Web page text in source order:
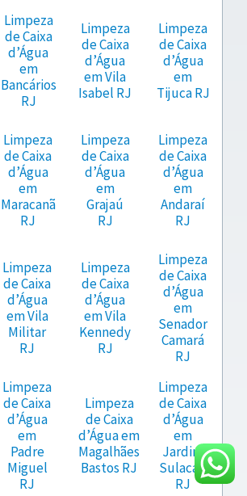
Limpeza
de Caixa
d’Água
em
Bancários
RJ
Limpeza
de Caixa
d’Água
em Vila
Isabel RJ
Limpeza
de Caixa
d’Água
em
Tijuca RJ
Limpeza
de Caixa
d’Água
em
Maracanã
RJ
Limpeza
de Caixa
d’Água
em
Grajaú
RJ
Limpeza
de Caixa
d’Água
em
Andaraí
RJ
Limpeza
de Caixa
d’Água
em Vila
Militar
RJ
Limpeza
de Caixa
d’Água
em Vila
Kennedy
RJ
Limpeza
de Caixa
d’Água
em
Senador
Camará
RJ
Limpeza
de Caixa
d’Água
em
Padre
Miguel
RJ
Limpeza
de Caixa
d’Água em
Magalhães
Bastos RJ
Limpeza
de Caixa
d’Água
em
Jardim
Sulacap
RJ